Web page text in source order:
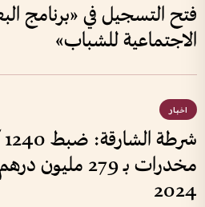
فتح التسجيل في «برنامج
الاجتماعية للشباب»
اخبار
مخدرات بـ 279 مليون
2024